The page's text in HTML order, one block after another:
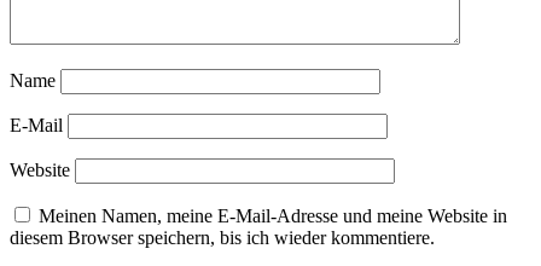
Name
E-Mail
Website
Meinen Namen, meine E-Mail-Adresse und meine Website in
diesem Browser speichern, bis ich wieder kommentiere.